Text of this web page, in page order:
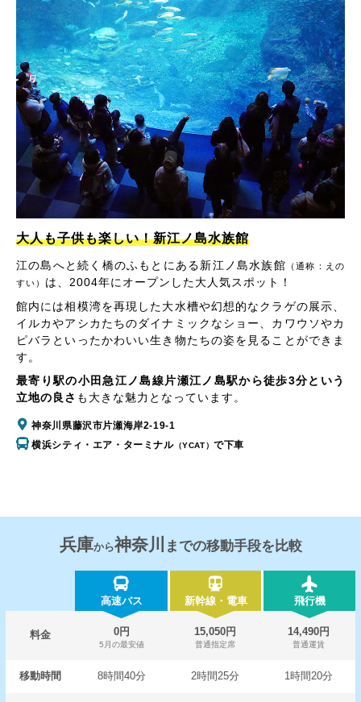
大人も子供も楽しい！新江ノ島水族館
江の島へと続く橋のふもとにある新江ノ島水族館 （通称：えの
すい） は、2004年にオープンした大人気スポット！
館内には相模湾を再現した大水槽や幻想的なクラゲの展示、
イルカやアシカたちのダイナミックなショー、カワウソやカ
ピバラといったかわいい生き物たちの姿を見ることができま
す。
最寄り駅の小田急江ノ島線片瀬江ノ島駅から徒歩3分という
立地の良さ も大きな魅力となっています。
神奈川県藤沢市片瀬海岸2-19-1
横浜シティ・エア・ターミナル（YCAT）で下車
兵庫から神奈川 までの移動手段を比較
高速バス 新幹線・電車 飛行機
料金 0円
5月の最安値
15,050円
普通指定席
14,490円
普通運賃
移動時間 8時間40分 2時間25分 1時間20分